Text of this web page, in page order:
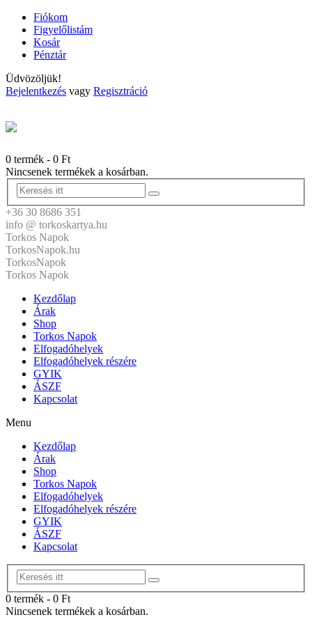
Fiókom
Figyelőlistám
Kosár
Pénztár
Üdvözöljük!
Bejelentkezés vagy Regisztráció
0 termék - 0 Ft
Nincsenek termékek a kosárban.
+36 30 8686 351
info @ torkoskartya.hu
Torkos Napok
TorkosNapok.hu
TorkosNapok
Torkos Napok
Kezdőlap
Árak
Shop
Torkos Napok
Elfogadóhelyek
Elfogadóhelyek részére
GYIK
ÁSZF
Kapcsolat
Menu
Kezdőlap
Árak
Shop
Torkos Napok
Elfogadóhelyek
Elfogadóhelyek részére
GYIK
ÁSZF
Kapcsolat
0 termék - 0 Ft
Nincsenek termékek a kosárban.